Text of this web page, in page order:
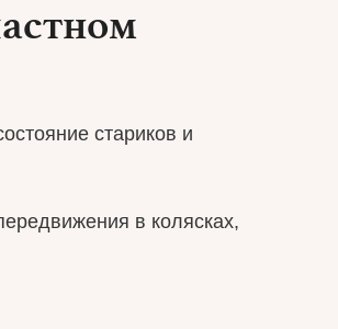
стариков и
в колясках,